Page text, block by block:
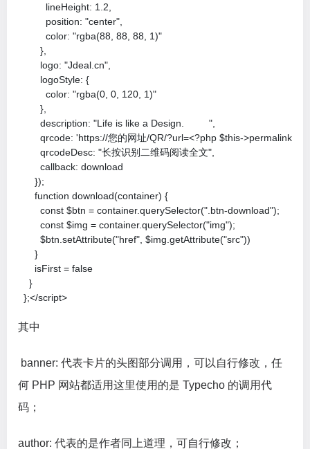
lineHeight: 1.2,
position: "center",
color: "rgba(88, 88, 88, 1)"
},
logo: "Jdeal.cn",
logoStyle: {
color: "rgba(0, 0, 120, 1)"
},
description: "Life is like a Design. 　 　",
qrcode: 'https://您的网址/QR/?url=<?php $this->permalink()
qrcodeDesc: "长按识别二维码阅读全文",
callback: download
});
function download(container) {
const $btn = container.querySelector(".btn-download");
const $img = container.querySelector("img");
$btn.setAttribute("href", $img.getAttribute("src"))
}
isFirst = false
}
};</script>
其中
banner: 代表卡片的头图部分调用，可以自行修改，任
何 PHP 网站都适用这里使用的是 Typecho 的调用代
码；
author: 代表的是作者同上道理，可自行修改；